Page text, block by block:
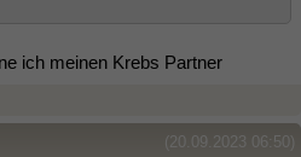
ich meinen Krebs Partner
(20.09.2023 06:50)